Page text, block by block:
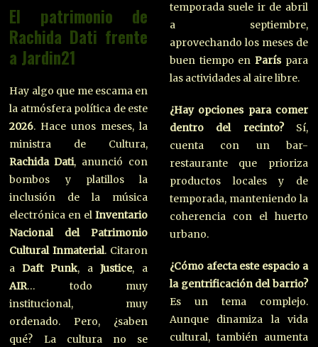
El patrimonio de
Rachida Dati frente
a Jardin21
Hay algo que me escama en
la atmósfera política de este
2026. Hace unos meses, la
ministra de Cultura,
Rachida Dati, anunció con
bombos y platillos la
inclusión de la música
electrónica en elInventario
Nacional del Patrimonio
Cultural Inmaterial. Citaron
aDaft Punk, aJustice, a
AIR… todo muy
institucional, muy
ordenado. Pero, ¿saben
qué? La cultura no se
temporada suele ir de abril
a septiembre,
aprovechando los meses de
buen tiempo en Paríspara
las actividades al aire libre.
¿Hay opciones para comer
dentro del recinto?Sí,
cuenta con un bar-
restaurante que prioriza
productos locales y de
temporada, manteniendo la
coherencia con el huerto
urbano.
¿Cómo afecta este espacio a
la gentrificación del barrio?
Es un tema complejo.
Aunque dinamiza la vida
cultural, también aumenta